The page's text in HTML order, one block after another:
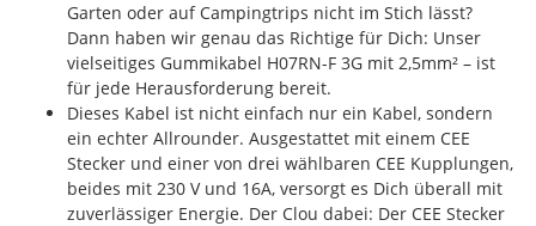
Garten oder auf Campingtrips nicht im Stich lässt?
Dann haben wir genau das Richtige für Dich: Unser
vielseitiges Gummikabel H07RN-F 3G mit 2,5mm² – ist
für jede Herausforderung bereit.
Dieses Kabel ist nicht einfach nur ein Kabel, sondern
ein echter Allrounder. Ausgestattet mit einem CEE
Stecker und einer von drei wählbaren CEE Kupplungen,
beides mit 230 V und 16A, versorgt es Dich überall mit
zuverlässiger Energie. Der Clou dabei: Der CEE Stecker